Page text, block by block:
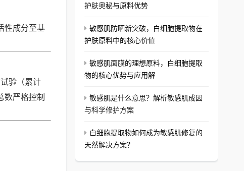
性成分至基
验（累计
数严格控制
护肤奥秘与原料优势
敏感肌防晒新突破，白细胞提取物在
护肤原料中的核心价值
敏感肌面膜的理想原料，白细胞提取
物的核心优势与应用解
敏感肌是什么意思？解析敏感肌成因
与科学修护方案
白细胞提取物如何成为敏感肌修复的
天然解决方案？